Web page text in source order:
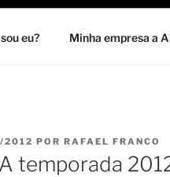
eu? Minha empresa a
2012 POR RAFAEL FRANCO
temporada